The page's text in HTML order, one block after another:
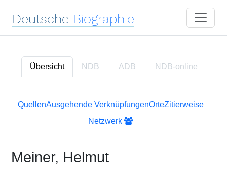
Deutsche Biographie
Übersicht NDB ADB NDB-online
QuellenAusgehende VerknüpfungenOrteZitierweise
Netzwerk
Meiner, Helmut